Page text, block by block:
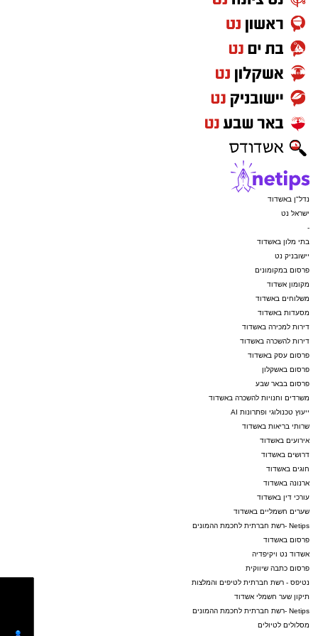
נדל"ן באשדוד
ישראל נט
-
בתי מלון באשדוד
יישובניק נט
פרסום במקומונים
מקומון אשדוד
משלוחים באשדוד
מסעדות באשדוד
דירות למכירה באשדוד
דירות להשכרה באשדוד
פרסום עסק באשדוד
פרסום באשקלון
פרסום בבאר שבע
משרדים וחנויות להשכרה באשדוד
ייעוץ טכנולוגי ופתרונות AI
שרותי בריאות באשדוד
אירועים באשדוד
דרושים באשדוד
חוגים באשדוד
ארנונה באשדוד
עורכי דין באשדוד
שערים חשמליים באשדוד
Netips -רשת חברתית לחכמת ההמונים
פרסום באשדוד
אשדוד נט ויקיפדיה
פרסום כתבה שיווקית
נטיפס - רשת חברתית לטיפים והמלצות
תיקון שער חשמלי אשדוד
Netips -רשת חברתית לחכמת ההמונים
מסלולים לטיולים